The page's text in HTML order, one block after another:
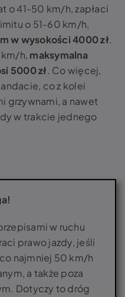
o 41-50 km/h, zapłaci
o 51-60 km/h,
w wysokości 4000 zł.
km/h, maksymalna
5000 zł. Co więcej,
co z kolei
grzywnami, a nawet
w trakcie jednego
w ruchu
prawo jazdy, jeśli
najmniej 50 km/h
a także poza
Dotyczy to dróg